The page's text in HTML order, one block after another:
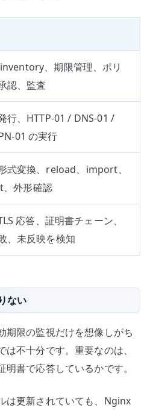
、期限管理、ポリ
認、監査
行、HTTP-01 / DNS-01 /
01 の実行
式変換、reload、import、
外形確認
応答、証明書チェーン、
、未反映を検知
ない
期限の監視だけを想像しがち
不十分です。重要なのは、
書で応答しているかです。
は更新されていても、Nginx